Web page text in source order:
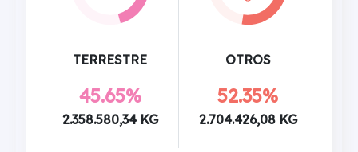
TERRESTRE
45.65%
2.358.580,34 KG
OTROS
52.35%
2.704.426,08 KG